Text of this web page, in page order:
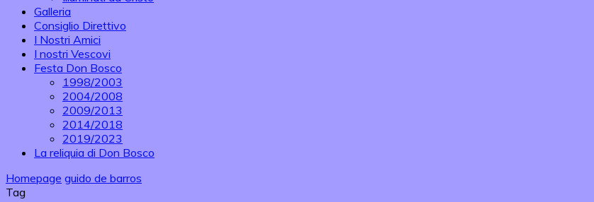
Galleria
Consiglio Direttivo
I Nostri Amici
I nostri Vescovi
Festa Don Bosco
1998/2003
2004/2008
2009/2013
2014/2018
2019/2023
La reliquia di Don Bosco
Homepage guido de barros
Tag